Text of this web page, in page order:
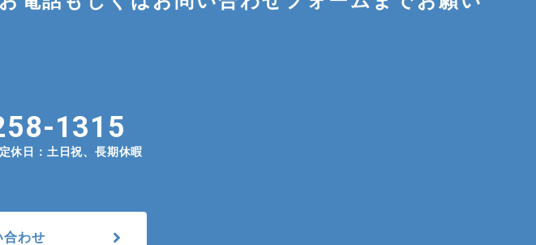
1315
定休日：土日祝、長期休暇
合わせ